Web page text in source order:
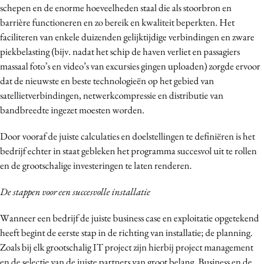
schepen en de enorme hoeveelheden staal die als stoorbron en
barrière functioneren en zo bereik en kwaliteit beperkten. Het
faciliteren van enkele duizenden gelijktijdige verbindingen en zware
piekbelasting (bijv. nadat het schip de haven verliet en passagiers
massaal foto’s en video’s van excursies gingen uploaden) zorgde ervoor
dat de nieuwste en beste technologieën op het gebied van
satellietverbindingen, netwerkcompressie en distributie van
bandbreedte ingezet moesten worden.
Door vooraf de juiste calculaties en doelstellingen te definiëren is het
bedrijf echter in staat gebleken het programma succesvol uit te rollen
en de grootschalige investeringen te laten renderen.
De stappen voor een succesvolle installatie
Wanneer een bedrijf de juiste business case en exploitatie opgetekend
heeft begint de eerste stap in de richting van installatie; de planning.
Zoals bij elk grootschalig IT project zijn hierbij project management